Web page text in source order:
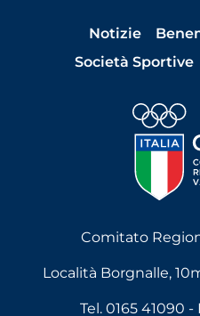
Notizie
Società Sportive
Comitato
Località Borgnalle,
Tel. 0165 41090 -